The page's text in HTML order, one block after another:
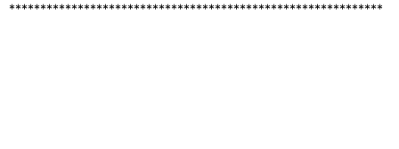
************************************************************